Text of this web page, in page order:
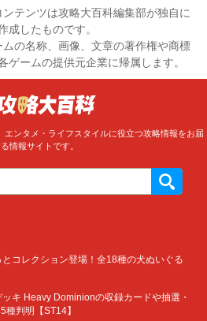
テンツは攻略大百科編集部が独自に
成したものです。
の名称、画像、文章の著作権や商標
ゲームの提供元企業に帰属します。
ンタメ・ライフスタイルに役立つ攻略情報をお届
情報サイトです。
とコレクション登場！全18種の犬ぬいぐる
ッキ Heavy Dominionの収録カードや抽選・
判明【ST14】